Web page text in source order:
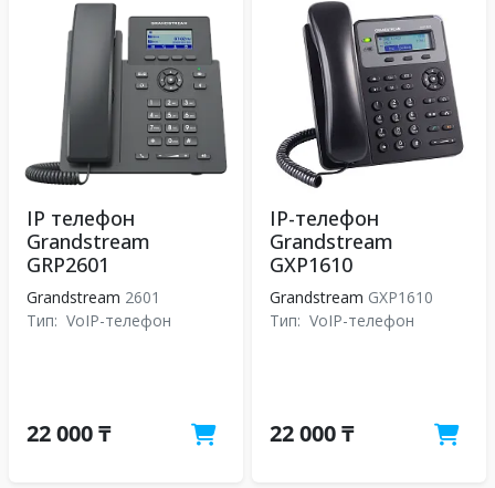
IP телефон
Grandstream
GRP2601
Grandstream 2601
Тип: VoIP-телефон
22 000 ₸
IP-телефон
Grandstream
GXP1610
Grandstream GXP1610
Тип: VoIP-телефон
22 000 ₸